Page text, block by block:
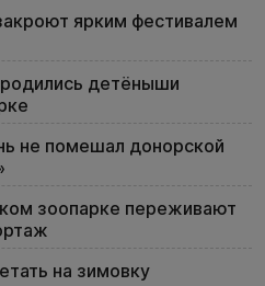
ярким фестивалем
детёныши
не помешал донорской
зоопарке переживают
на зимовку